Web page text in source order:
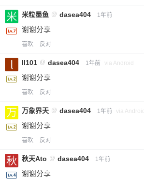
米粒墨鱼 @ dasea404 1年前
谢谢分享
喜欢 反对
ll101 @ dasea404 1年前 via Android
谢谢分享
喜欢 反对
万象界天 @ dasea404 1年前 via Android
谢谢分享
喜欢 反对
秋天Ato @ dasea404 1年前
谢谢分享